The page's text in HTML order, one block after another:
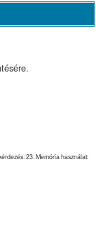
23. Memória használat: